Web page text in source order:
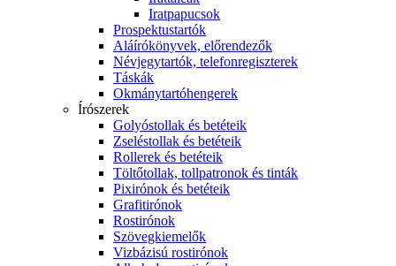
Iratpapucsok
Prospektustartók
Aláírókönyvek, előrendezők
Névjegytartók, telefonregiszterek
Táskák
Okmánytartóhengerek
Írószerek
Golyóstollak és betéteik
Zseléstollak és betéteik
Rollerek és betéteik
Töltőtollak, tollpatronok és tinták
Pixirónok és betéteik
Grafitirónok
Rostirónok
Szövegkiemelők
Vizbázisú rostirónok